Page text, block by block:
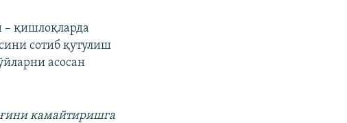
– қишлоқларда
сотиб қутулиш
асосан
камайтиришга